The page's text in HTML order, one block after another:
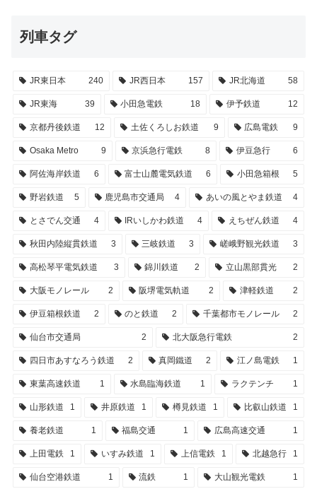
列車タグ
JR東日本 240 JR西日本 157 JR北海道 58
JR東海 39 小田急電鉄 18 伊予鉄道 12
京都丹後鉄道 12 土佐くろしお鉄道 9 広島電鉄 9
Osaka Metro 9 京浜急行電鉄 8 伊豆急行 6
阿佐海岸鉄道 6 富士山麓電気鉄道 6 小田急箱根 5
野岩鉄道 5 鹿児島市交通局 4 あいの風とやま鉄道 4
とさでん交通 4 IRいしかわ鉄道 4 えちぜん鉄道 4
秋田内陸縦貫鉄道 3 三岐鉄道 3 嵯峨野観光鉄道 3
高松琴平電気鉄道 3 錦川鉄道 2 立山黒部貫光 2
大阪モノレール 2 阪堺電気軌道 2 津軽鉄道 2
伊豆箱根鉄道 2 のと鉄道 2 千葉都市モノレール 2
仙台市交通局 2 北大阪急行電鉄 2
四日市あすなろう鉄道 2 真岡鐵道 2 江ノ島電鉄 1
東葉高速鉄道 1 水島臨海鉄道 1 ラクテンチ 1
山形鉄道 1 井原鉄道 1 樽見鉄道 1 比叡山鉄道 1
養老鉄道 1 福島交通 1 広島高速交通 1
上田電鉄 1 いすみ鉄道 1 上信電鉄 1 北越急行 1
仙台空港鉄道 1 流鉄 1 大山観光電鉄 1